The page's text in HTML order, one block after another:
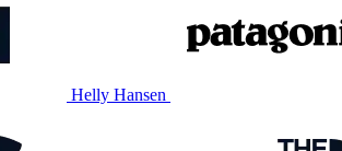
Helly Hansen